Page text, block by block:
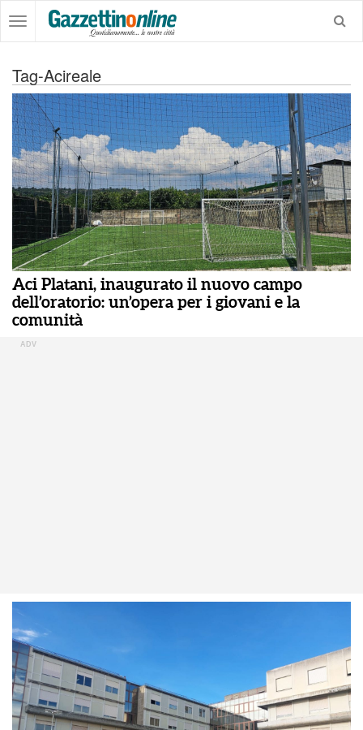
Tag-Acireale
Aci Platani, inaugurato il nuovo campo
dell’oratorio: un’opera per i giovani e la
comunità